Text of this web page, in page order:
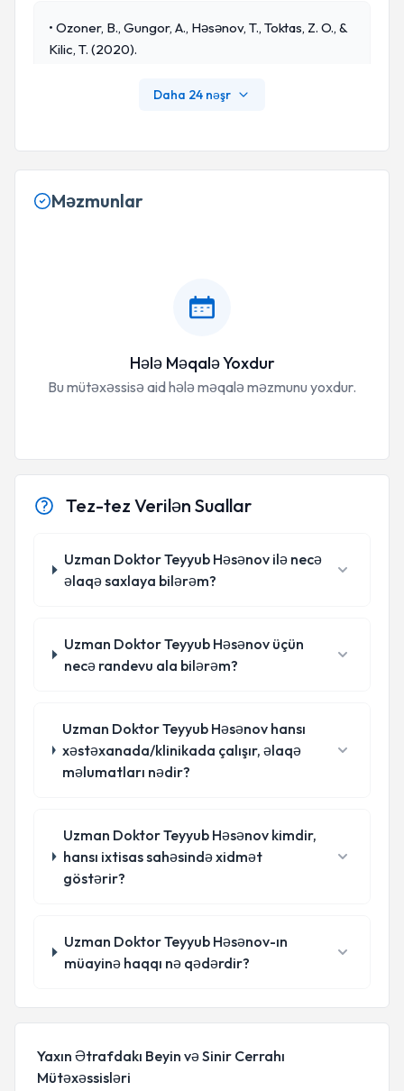
• Ozoner, B., Gungor, A., Həsənov, T., Toktas, Z. O., &
Kilic, T. (2020).
Daha 24 nəşr
Məzmunlar
Hələ Məqalə Yoxdur
Bu mütəxəssisə aid hələ məqalə məzmunu yoxdur.
Tez-tez Verilən Suallar
Uzman Doktor Teyyub Həsənov ilə necə
əlaqə saxlaya bilərəm?
Uzman Doktor Teyyub Həsənov üçün
necə randevu ala bilərəm?
Uzman Doktor Teyyub Həsənov hansı
xəstəxanada/klinikada çalışır, əlaqə
məlumatları nədir?
Uzman Doktor Teyyub Həsənov kimdir,
hansı ixtisas sahəsində xidmət
göstərir?
Uzman Doktor Teyyub Həsənov-ın
müayinə haqqı nə qədərdir?
Yaxın Ətrafdakı Beyin və Sinir Cerrahı
Mütəxəssisləri